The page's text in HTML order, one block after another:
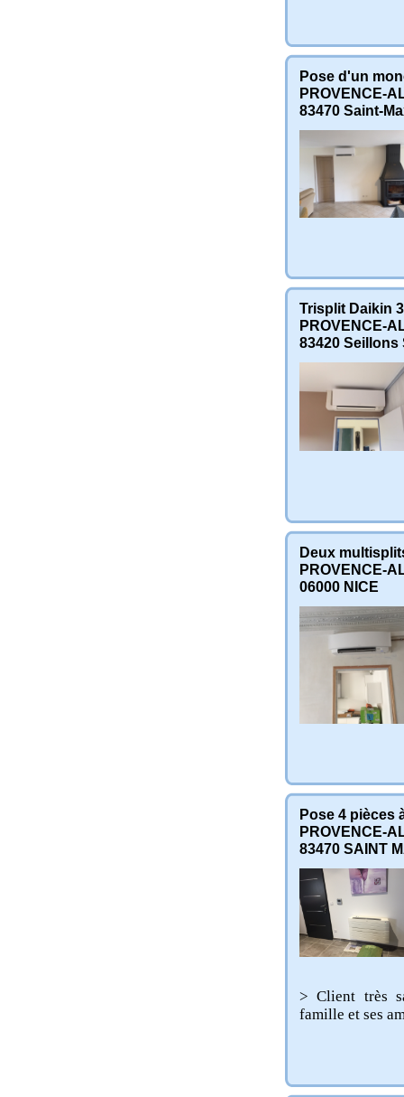
Pose d'un
PROVENCE-
83470 Saint-
Trisplit Daikin
PROVENCE-
83420 Seillons
Deux
PROVENCE-
06000 NICE
Pose 4 pièces
PROVENCE-
83470 SAINT
> Client très
famille et ses